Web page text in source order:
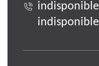
indisponible
indisponible